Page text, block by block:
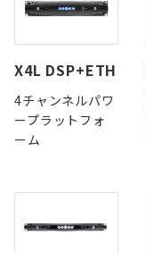
X4L DSP+ETH
4チャンネルパワ
ープラットフォ
ーム